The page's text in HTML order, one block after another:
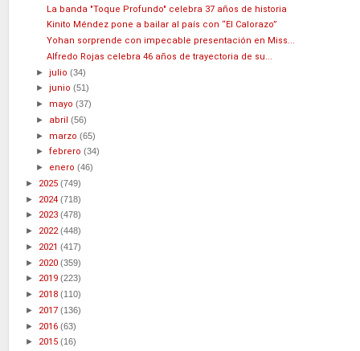
La banda "Toque Profundo" celebra 37 años de historia
Kinito Méndez pone a bailar al país con “El Calorazo”
Yohan sorprende con impecable presentación en Miss...
Alfredo Rojas celebra 46 años de trayectoria de su...
►julio(34)
►junio(51)
► mayo(37)
► abril(56)
► marzo(65)
►febrero(34)
► enero(46)
► 2025 (749)
► 2024 (718)
► 2023 (478)
► 2022(448)
► 2021 (417)
► 2020 (359)
► 2019 (223)
► 2018 (110)
► 2017 (136)
► 2016 (63)
► 2015 (16)